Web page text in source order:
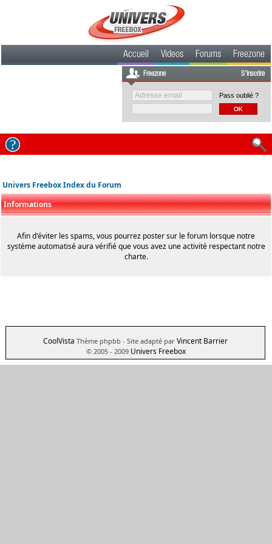
Accueil Videos Forums Freezone
Freezone S'inscrire
Pass oublié ?
Univers Freebox Index du Forum
Informations
Afin d'éviter les spams, vous pourrez poster sur le forum lorsque notre
système automatisé aura vérifié que vous avez une activité respectant notre
charte.
CoolVista Thème phpbb - Site adapté par Vincent Barrier
© 2005 - 2009 Univers Freebox